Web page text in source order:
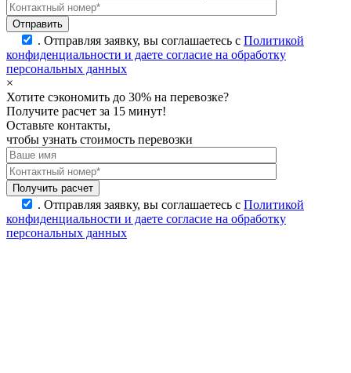
. Отправляя заявку, вы соглашаетесь с Политикой
конфиденциальности и даете согласие на обработку
персональных данных
×
Хотите сэкономить до 30% на перевозке?
Получите расчет за 15 минут!
Оставьте контакты,
чтобы узнать стоимость перевозки
. Отправляя заявку, вы соглашаетесь с Политикой
конфиденциальности и даете согласие на обработку
персональных данных